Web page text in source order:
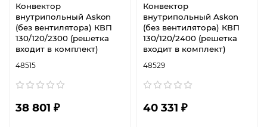
Конвектор
внутрипольный Askon
(без вентилятора) КВП
130/120/2300 (решетка
входит в комплект)
48515
38 801 ₽
Конвектор
внутрипольный Askon
(без вентилятора) КВП
130/120/2400 (решетка
входит в комплект)
48529
40 331 ₽